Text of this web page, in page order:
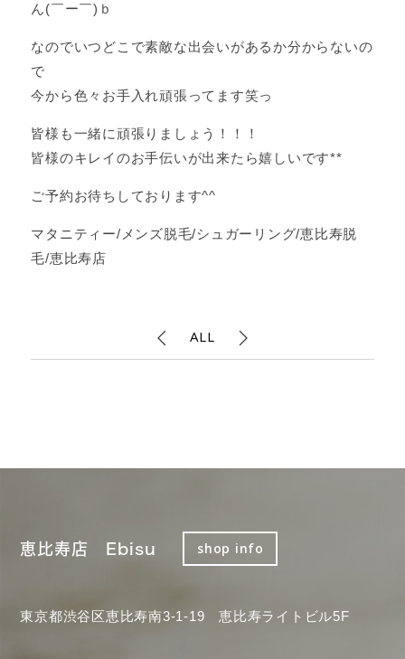
ん(￣ー￣)ｂ
なのでいつどこで素敵な出会いがあるか分からないの
で
今から色々お手入れ頑張ってます笑っ
皆様も一緒に頑張りましょう！！！
皆様のキレイのお手伝いが出来たら嬉しいです**
ご予約お待ちしております^^
マタニティー/メンズ脱毛/シュガーリング/恵比寿脱
毛/恵比寿店
ALL
恵比寿店 Ebisu shop info
東京都渋谷区恵比寿南3-1-19 恵比寿ライトビル5F